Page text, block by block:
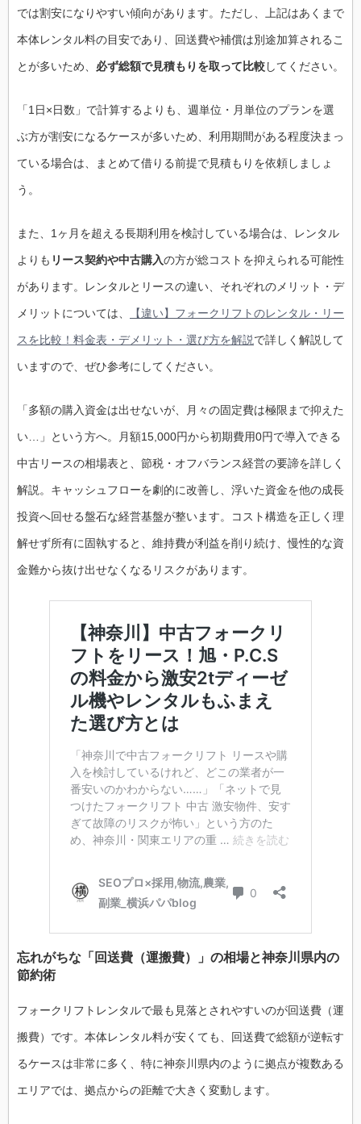
では割安になりやすい傾向があります。ただし、上記はあくまで
本体レンタル料の目安であり、回送費や補償は別途加算されるこ
とが多いため、 必ず総額で見積もりを取って比較してください。
「1日×日数」で計算するよりも、週単位・月単位のプランを選
ぶ方が割安になるケースが多いため、利用期間がある程度決まっ
ている場合は、まとめて借りる前提で見積もりを依頼しましょ
う。
また、1ヶ月を超える長期利用を検討している場合は、レンタル
よりも リース契約や中古購入の方が総コストを抑えられる可能性
があります。レンタルとリースの違い、それぞれのメリット・デ
メリットについては、 【違い】フォークリフトのレンタル・リー
スを比較！料金表・デメリット・選び方を解説で詳しく解説して
いますので、ぜひ参考にしてください。
「多額の購入資金は出せないが、月々の固定費は極限まで抑えた
い…」という方へ。月額15,000円から初期費用0円で導入できる
中古リースの相場表と、節税・オフバランス経営の要諦を詳しく
解説。キャッシュフローを劇的に改善し、浮いた資金を他の成長
投資へ回せる盤石な経営基盤が整います。コスト構造を正しく理
解せず所有に固執すると、維持費が利益を削り続け、慢性的な資
金難から抜け出せなくなるリスクがあります。
忘れがちな「回送費（運搬費）」の相場と神奈川県内の
節約術
フォークリフトレンタルで最も見落とされやすいのが回送費（運
搬費）です。本体レンタル料が安くても、回送費で総額が逆転す
るケースは非常に多く、特に神奈川県内のように拠点が複数ある
エリアでは、拠点からの距離で大きく変動します。